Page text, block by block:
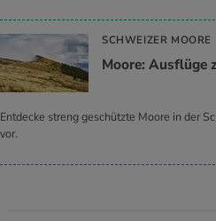
SCHWEIZER MOORE
Moore: Ausflüge
Entdecke streng geschützte Moore in der
vor.